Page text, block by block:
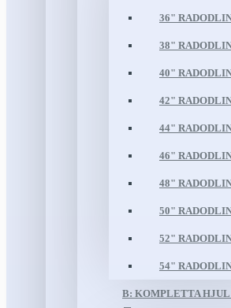
36"
38"
40"
42"
44"
46"
48"
50"
52"
54"
B: KOMPLETTA